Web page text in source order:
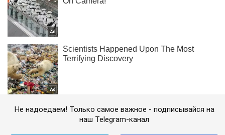
Не надоедаем! Только самое важное - подписывайся на
наш Telegram-канал